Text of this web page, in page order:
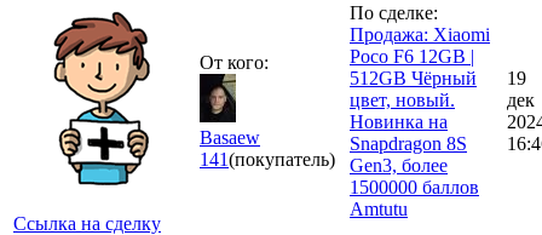
Ссылка на сделку
От кого:
Basaew
141(покупатель)
По сделке:
Продажа: Xiaomi
Poco F6 12GB |
512GB Чёрный
цвет, новый.
Новинка на
Snapdragon 8S
Gen3, более
1500000 баллов
Amtutu
19
дек